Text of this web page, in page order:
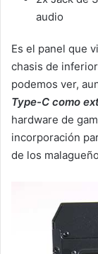
audio
Es el panel que
chasis de
podemos ver,
Type-C como
hardware de
incorporación
de los